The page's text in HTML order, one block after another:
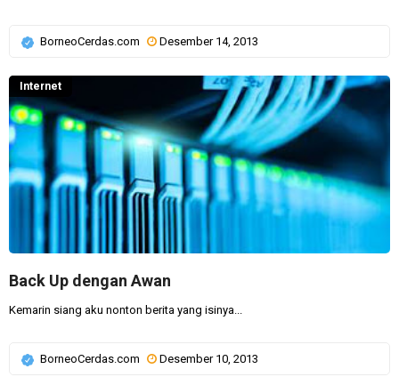
BorneoCerdas.com Desember 14, 2013
Back Up dengan Awan
Internet
Kemarin siang aku nonton berita yang isinya...
BorneoCerdas.com Desember 10, 2013